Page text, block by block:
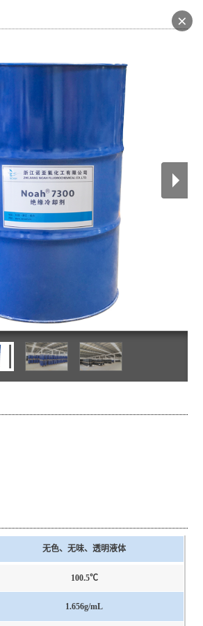
×
无色、无味、透明液体
100.5℃
1.656g/mL